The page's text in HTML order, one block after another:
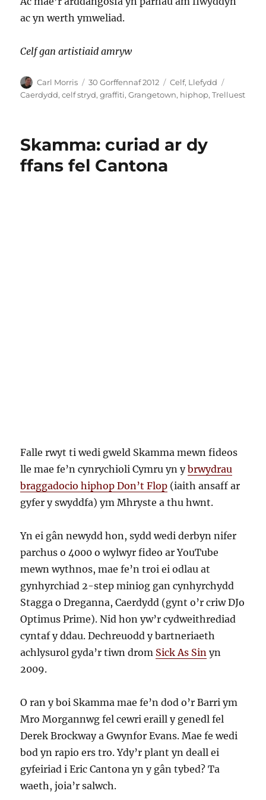
ac yn werth ymweliad.
Celf gan artistiaid amryw
Awdur
Carl Morris
Cofnodwyd
ar
30 Gorffennaf 2012 Categorïau
Celf, Llefydd
Caerdydd,celf stryd,graffiti,Grangetown, hiphop,Trelluest
Skamma: curiad ar dy
ffans fel Cantona
Falle rwyt ti wedi gweld Skamma mewn fideos
lle mae fe’n cynrychioli Cymru yn ybrwydrau
braggadocio hiphop Don’t Flop (iaith ansaff ar
gyfer y swyddfa) ym Mhryste a thu hwnt.
Yn ei gân newydd hon, sydd wedi derbyn nifer
parchus o 4000 o wylwyr fideo ar YouTube
mewn wythnos, mae fe’n troi ei odlau at
gynhyrchiad 2-step miniog gan cynhyrchydd
Stagga o Dreganna, Caerdydd (gynt o’r criw DJo
Optimus Prime). Nid hon yw’r cydweithrediad
cyntaf y ddau. Dechreuodd y bartneriaeth
achlysurol gyda’r tiwn drom Sick As Sin yn
2009.
O ran y boi Skamma mae fe’n dod o’r Barri ym
Mro Morgannwg fel cewri eraill y genedl fel
Derek Brockway a Gwynfor Evans. Mae fe wedi
bod yn rapio ers tro. Ydy’r plant yn deall ei
gyfeiriad i Eric Cantona yn y gân tybed? Ta
waeth, joia’r salwch.